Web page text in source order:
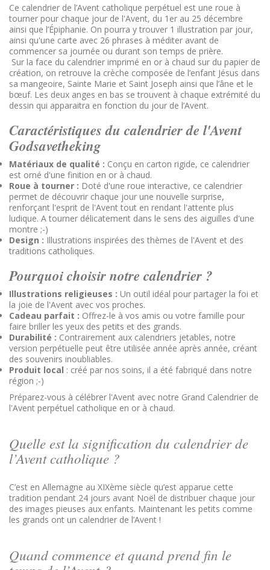
Ce calendrier de l’Avent catholique perpétuel est une roue à
tourner pour chaque jour de l'Avent, du 1er au 25 décembre
ainsi que l’Épiphanie. On pourra y trouver 1 illustration par jour,
ainsi qu'une carte avec 26 phrases à méditer avant de
commencer sa journée ou durant son temps de prière.
Sur la face du calendrier imprimé en or à chaud sur du papier de
création, on retrouve la crèche composée de l’enfant Jésus dans
sa mangeoire, Sainte Marie et Saint Joseph ainsi que l’âne et le
bœuf. Les deux anges en bas se trouvent à chaque extrémité du
dessin qui apparaitra en fonction du jour de l’Avent.
Caractéristiques du calendrier de l'Avent
Godsavetheking
Matériaux de qualité : Conçu en carton rigide, ce calendrier
est orné d'une finition en or à chaud.
Roue à tourner : Doté d'une roue interactive, ce calendrier
permet de découvrir chaque jour une nouvelle surprise,
renforçant l'esprit de l'Avent tout en rendant l'attente plus
ludique. A tourner délicatement dans le sens des aiguilles d'une
montre ;-)
Design : Illustrations inspirées des thèmes de l'Avent et des
traditions catholiques.
Pourquoi choisir notre calendrier ?
Illustrations religieuses : Un outil idéal pour partager la foi et
la joie de l'Avent avec vos proches.
Cadeau parfait : Offrez-le à vos amis ou votre famille pour
faire briller les yeux des petits et des grands.
Durabilité : Contrairement aux calendriers jetables, notre
version perpétuelle peut être utilisée année après année, créant
des souvenirs inoubliables.
Produit local : créé par nos soins, il a été fabriqué dans notre
région ;-)
Préparez-vous à célébrer l'Avent avec notre Grand Calendrier de
l'Avent perpétuel catholique en or à chaud.
Quelle est la signification du calendrier de
l’Avent catholique ?
C’est en Allemagne au XIXème siècle qu’est apparue cette
tradition pendant 24 jours avant Noël de distribuer chaque jour
des images pieuses aux enfants. Maintenant les petits comme
les grands ont un calendrier de l’Avent !
Quand commence et quand prend fin le